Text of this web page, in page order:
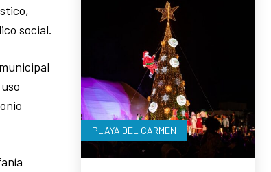
social.
PLAYA DEL CARMEN